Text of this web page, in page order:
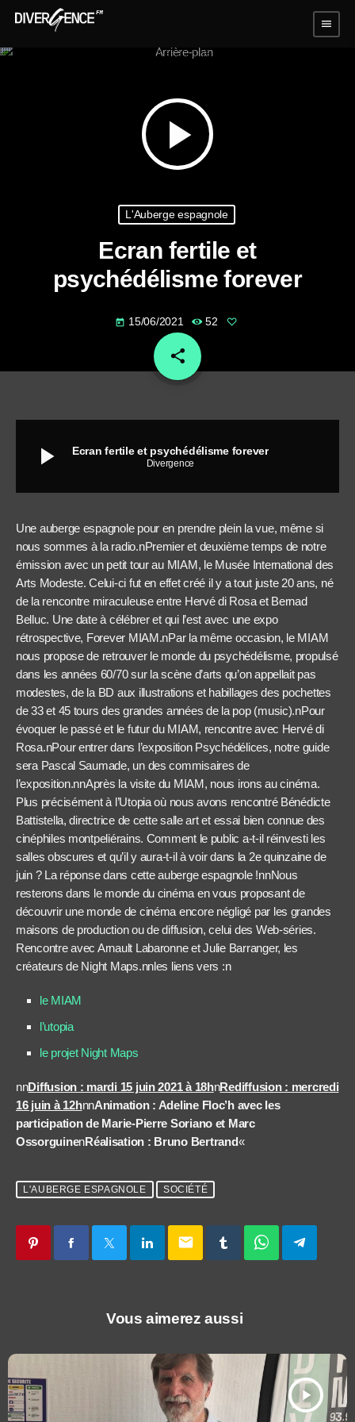
menu
play_arrow
L'Auberge espagnole
Ecran fertile et
psychédélisme forever
today 15/06/2021 52
share
email
play_arrow Ecran fertile et psychédélisme forever
Divergence
Une auberge espagnole pour en prendre plein la vue, même si
nous sommes à la radio.nPremier et deuxième temps de notre
émission avec un petit tour au MIAM, le Musée International des
Arts Modeste. Celui-ci fut en effet créé il y a tout juste 20 ans, né
de la rencontre miraculeuse entre Hervé di Rosa et Bernad
Belluc. Une date à célébrer et qui l’est avec une expo
rétrospective, Forever MIAM.nPar la même occasion, le MIAM
nous propose de retrouver le monde du psychédélisme, propulsé
dans les années 60/70 sur la scène d’arts qu’on appellait pas
modestes, de la BD aux illustrations et habillages des pochettes
de 33 et 45 tours des grandes années de la pop (music).nPour
évoquer le passé et le futur du MIAM, rencontre avec Hervé di
Rosa.nPour entrer dans l’exposition Psychédélices, notre guide
sera Pascal Saumade, un des commisaires de
l’exposition.nnAprès la visite du MIAM, nous irons au cinéma.
Plus précisément à l’Utopia où nous avons rencontré Bénédicte
Battistella, directrice de cette salle art et essai bien connue des
cinéphiles montpeliérains. Comment le public a-t-il réinvesti les
salles obscures et qu’il y aura-t-il à voir dans la 2e quinzaine de
juin ? La réponse dans cette auberge espagnole !nnNous
resterons dans le monde du cinéma en vous proposant de
découvrir une monde de cinéma encore négligé par les grandes
maisons de production ou de diffusion, celui des Web-séries.
Rencontre avec Arnault Labaronne et Julie Barranger, les
créateurs de Night Maps.nnles liens vers :n
le MIAM
l’utopia
le projet Night Maps
nnDiffusion : mardi 15 juin 2021 à 18hnRediffusion : mercredi
16 juin à 12hnnAnimation : Adeline Floc’h avec les
participation de Marie-Pierre Soriano et Marc
OssorguinenRéalisation : Bruno Bertrand«
L'AUBERGE ESPAGNOLE SOCIÉTÉ
email
Vous aimerez aussi
play_arrow